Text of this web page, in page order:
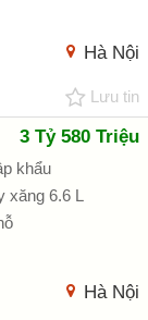
Hà Nội
Lưu tin
3 Tỷ 580 Triệu
khẩu
xăng 6.6 L
Hà Nội